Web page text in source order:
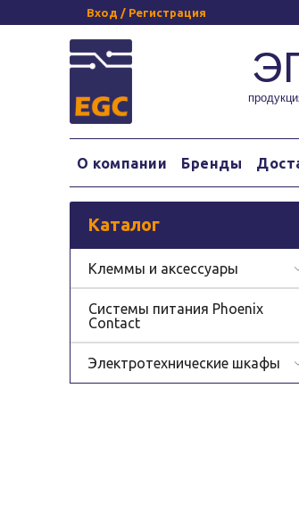
Вход / Регистрация
О компании Бренды
Каталог
Клеммы и аксессуары
Системы питания Phoenix
Contact
Электротехнические шкафы